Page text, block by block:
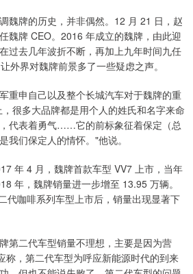
魏牌的历史，并非偶然。12 月 21 日，赵
魏牌 CEO。2016 年成立的魏牌，由此迎
过去几年波折不断，再加上九年时间九任
外界对魏牌前景多了一些疑虑之声。
重申自己以及整个长城汽车对于魏牌的重
很多大品牌都是用个人的姓氏和名字来命
代表着勇气……它的前标象征着保定（总
我们保定人的情怀。"他说。
年 4 月，魏牌首款车型 VV7 上市，当年
年，魏牌销量进一步增至 13.95 万辆。
代咖啡系列车型上市后，销量出现显著下
第二代车型销量不理想，主要是因为营
称，第二代车型为呼应新能源时代的到来